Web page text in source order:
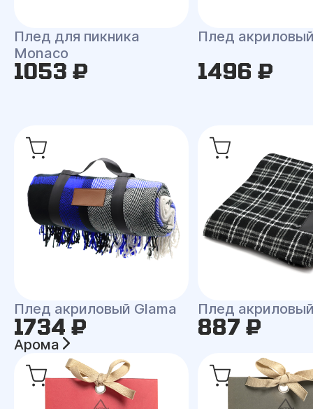
Плед для пикника
Monaco
1053 ₽
Плед
1496 ₽
Плед акриловый Glama
1734 ₽
Плед
887 ₽
Арома